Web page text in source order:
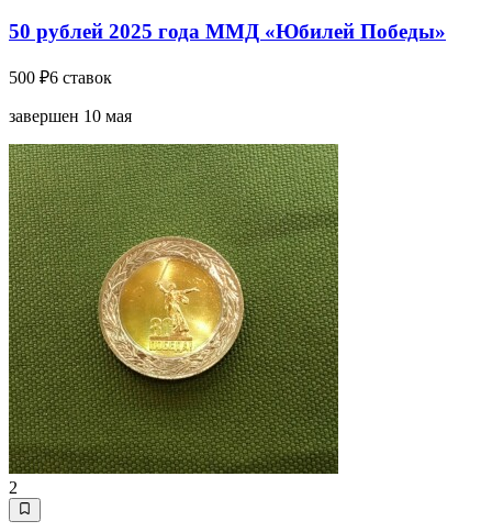
50 рублей 2025 года ММД «Юбилей Победы»
500 ₽6 ставок
завершен 10 мая
2